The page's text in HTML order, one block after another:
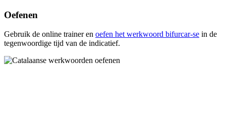
Oefenen
Gebruik de online trainer en oefen het werkwoord bifurcar-se in de
tegenwoordige tijd van de indicatief.